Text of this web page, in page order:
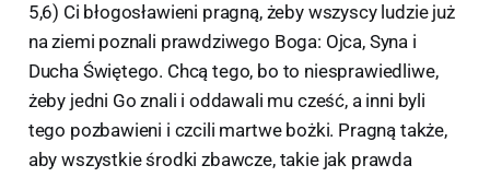
5,6) Ci błogosławieni pragną, żeby wszyscy ludzie już
na ziemi poznali prawdziwego Boga: Ojca, Syna i
Ducha Świętego. Chcą tego, bo to niesprawiedliwe,
żeby jedni Go znali i oddawali mu cześć, a inni byli
tego pozbawieni i czcili martwe bożki. Pragną także,
aby wszystkie środki zbawcze, takie jak prawda